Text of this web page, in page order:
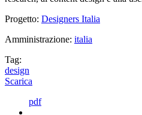
Progetto: Designers Italia
Amministrazione: italia
Tag:
design
Scarica
pdf